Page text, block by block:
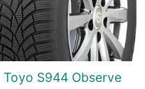
Toyo S944 Observe